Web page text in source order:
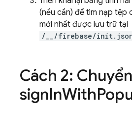
(nếu cần) để tìm nạp tệp
mới nhất được lưu trữ tại
/__/firebase/
Cách 2:
signInWith